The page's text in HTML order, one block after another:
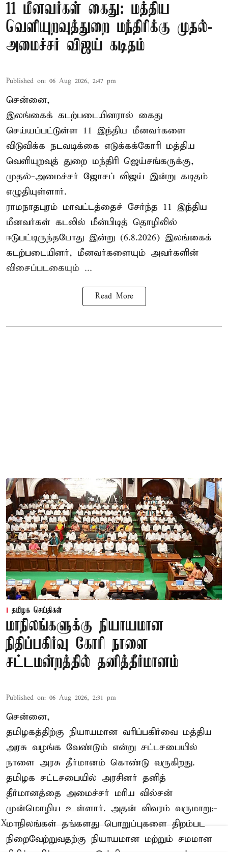
11 மீனவர்கள் கைது: மத்திய
வெளியுறவுத்துறை மந்திரிக்கு முதல்-
அமைச்சர் விஜய் கடிதம்
Published on: 06 Aug 2026, 2:47 pm
சென்னை,
இலங்கைக் கடற்படையினரால் கைது
செய்யப்பட்டுள்ள 11 இந்திய மீனவர்களை
விடுவிக்க நடவடிக்கை எடுக்கக்கோரி மத்திய
வெளியுறவுத் துறை மந்திரி ஜெய்சங்கருக்கு,
முதல்-அமைச்சர் ஜோசப் விஜய் இன்று கடிதம்
எழுதியுள்ளார்.
ராமநாதபுரம் மாவட்டத்தைச் சேர்ந்த 11 இந்திய
மீனவர்கள் கடலில் மீன்பிடித் தொழிலில்
ஈடுபட்டிருந்தபோது இன்று (6.8.2026) இலங்கைக்
கடற்படையினர், மீனவர்களையும் அவர்களின்
விசைப்படகையும் ...
Read More
தமிழக செய்திகள்
மாநிலங்களுக்கு நியாயமான
நிதிப்பகிர்வு கோரி நாளை
சட்டமன்றத்தில் தனித்தீர்மானம்
Published on: 06 Aug 2026, 2:31 pm
சென்னை,
தமிழகத்திற்கு நியாயமான வரிப்பகிர்வை மத்திய
அரசு வழங்க வேண்டும் என்று சட்டசபையில்
நாளை அரசு தீர்மானம் கொண்டு வருகிறது.
தமிழக சட்டசபையில் அரசினர் தனித்
தீர்மானத்தை அமைச்சர் மரிய வில்சன்
முன்மொழிய உள்ளார். அதன் விவரம் வருமாறு:-
மாநிலங்கள் தங்களது பொறுப்புகளை திறம்பட
நிறைவேற்றுவதற்கு நியாயமான மற்றும் சமமான
X